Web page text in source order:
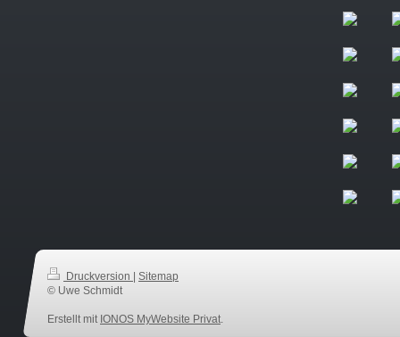
Druckversion | Sitemap
© Uwe Schmidt
Erstellt mit IONOS MyWebsite Privat.